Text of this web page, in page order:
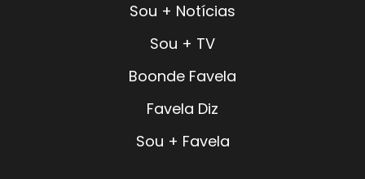
Sou + Notícias
Sou + TV
Boonde Favela
Favela Diz
Sou + Favela